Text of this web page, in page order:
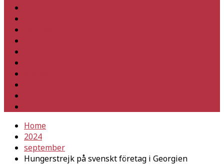
Home
2024
september
Hungerstrejk på svenskt företag i Georgien